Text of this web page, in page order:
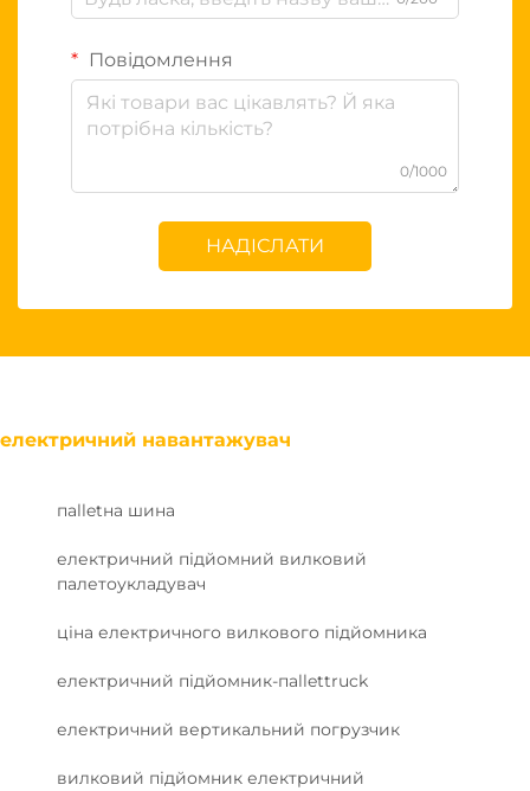
Повідомлення
0/1000
НАДІСЛАТИ
електричний навантажувач
пalletна шина
електричний підйомний вилковий
палетоукладувач
ціна електричного вилкового підйомника
електричний підйомник-пallettruck
електричний вертикальний погрузчик
вилковий підйомник електричний